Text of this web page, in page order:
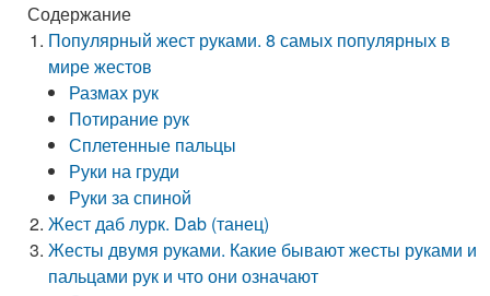
Содержание
Популярный жест руками. 8 самых популярных в
мире жестов
Размах рук
Потирание рук
Сплетенные пальцы
Руки на груди
Руки за спиной
Жест даб лурк. Dab (танец)
Жесты двумя руками. Какие бывают жесты руками и
пальцами рук и что они означают